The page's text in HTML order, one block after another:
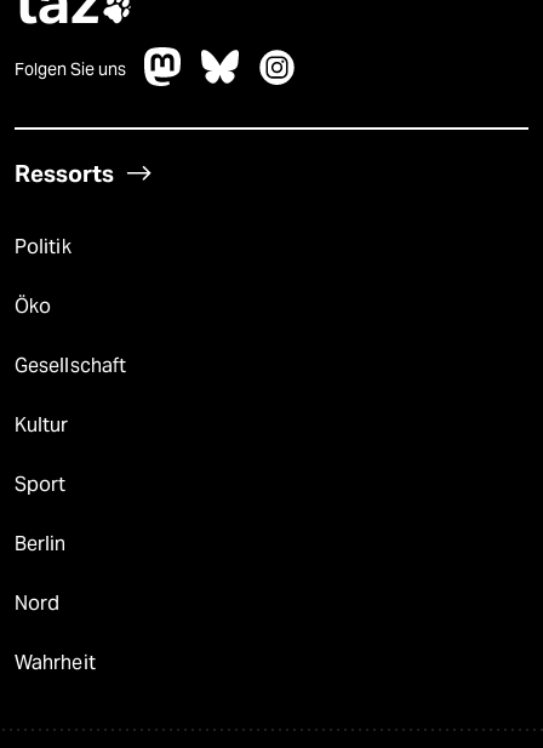

Folgen Sie uns
Ressorts
Politik
Öko
Gesellschaft
Kultur
Sport
Berlin
Nord
Wahrheit